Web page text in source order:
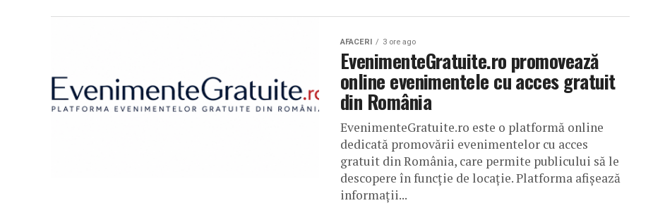
AFACERI 3 ore ago
EvenimenteGratuite.ro promovează
online evenimentele cu acces gratuit
din România
EvenimenteGratuite.ro este o platformă online
dedicată promovării evenimentelor cu acces
gratuit din România, care permite publicului să le
descopere în funcție de locație. Platforma afișează
informații...